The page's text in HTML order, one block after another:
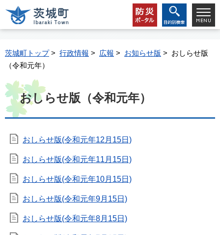
茨城町トップ> 行政情報 > 広報 > お知らせ版 > おしらせ版
（令和元年）
おしらせ版（令和元年）
おしらせ版(令和元年12月15日)
おしらせ版(令和元年11月15日)
おしらせ版(令和元年10月15日)
おしらせ版(令和元年9月15日)
おしらせ版(令和元年8月15日)